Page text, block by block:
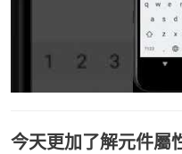
今天更加了解元件屬